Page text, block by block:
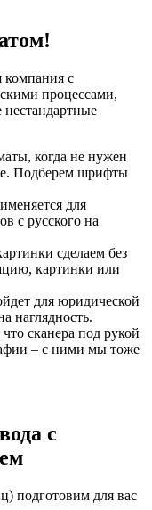
компания с
процессами,
когда не нужен
Подберем шрифты
для
с русского на
сделаем без
картинки или
для юридической
наглядность.
сканера под рукой
– с ними мы тоже
с
подготовим для вас